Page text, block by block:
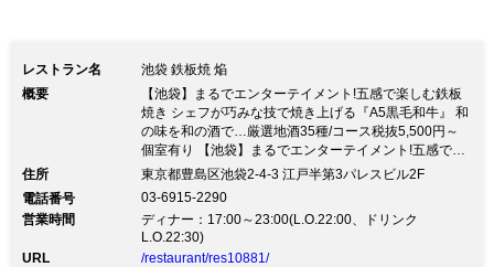
レストラン名
池袋 鉄板焼 焔
概要
【池袋】まるでエンターテイメント!五感で楽しむ鉄板
焼き シェフが巧みな技で焼き上げる『A5黒毛和牛』 和
の味を和の酒で…厳選地酒35種/コース税抜5,500円～
個室有り 【池袋】まるでエンターテイメント!五感で楽
しむ鉄板焼き シェフが巧みな技で焼き上げる『A5黒毛
5,500円～ 個室有り～鉄板焼きと日本酒が楽しめるお店
～ 見て楽しむ・美味しくをモットーに、有名な人気鉄
板焼店で修行を積んだオーナーシェフが 巧みな技で厳
選食材を焼き上げるその様は、迫力があり見応え抜群
住所
東京都豊島区池袋2-4-3 江戸半第3パレスビル2F
電話番号
03-6915-2290
営業時間
ディナー：17:00～23:00(L.O.22:00、ドリンク
L.O.22:30)
URL
/restaurant/res10881/